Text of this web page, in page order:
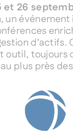
et 26
un
outil, toujours
plus près